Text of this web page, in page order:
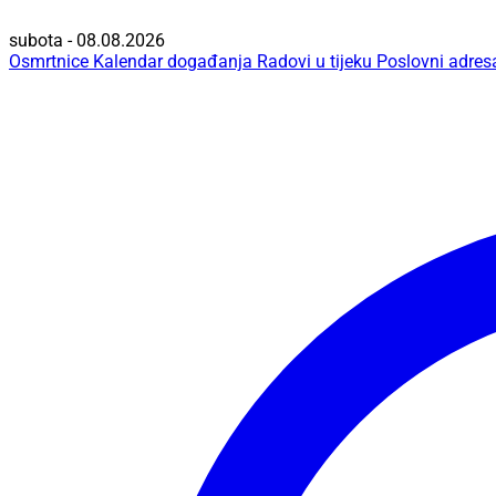
subota - 08.08.2026
Osmrtnice Kalendar događanja Radovi u tijeku Poslovni